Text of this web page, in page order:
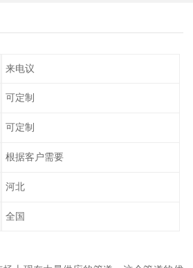
来电议
可定制
可定制
根据客户需要
河北
全国